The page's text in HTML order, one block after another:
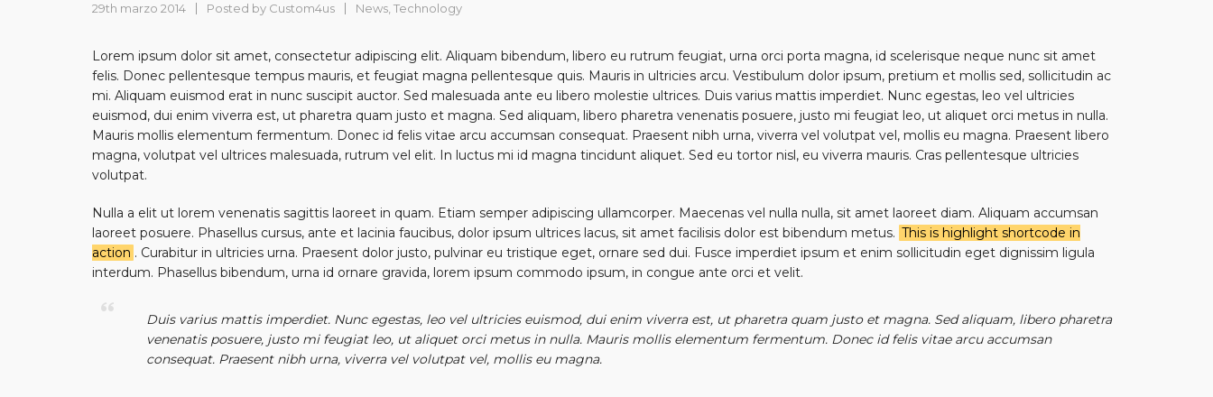
29th marzo 2014 Posted by Custom4us News, Technology
Lorem ipsum dolor sit amet, consectetur adipiscing elit. Aliquam bibendum, libero eu rutrum feugiat, urna orci porta magna, id scelerisque neque nunc sit amet
felis. Donec pellentesque tempus mauris, et feugiat magna pellentesque quis. Mauris in ultricies arcu. Vestibulum dolor ipsum, pretium et mollis sed, sollicitudin ac
mi. Aliquam euismod erat in nunc suscipit auctor. Sed malesuada ante eu libero molestie ultrices. Duis varius mattis imperdiet. Nunc egestas, leo vel ultricies
euismod, dui enim viverra est, ut pharetra quam justo et magna. Sed aliquam, libero pharetra venenatis posuere, justo mi feugiat leo, ut aliquet orci metus in nulla.
Mauris mollis elementum fermentum. Donec id felis vitae arcu accumsan consequat. Praesent nibh urna, viverra vel volutpat vel, mollis eu magna. Praesent libero
magna, volutpat vel ultrices malesuada, rutrum vel elit. In luctus mi id magna tincidunt aliquet. Sed eu tortor nisl, eu viverra mauris. Cras pellentesque ultricies
volutpat.
Nulla a elit ut lorem venenatis sagittis laoreet in quam. Etiam semper adipiscing ullamcorper. Maecenas vel nulla nulla, sit amet laoreet diam. Aliquam accumsan
laoreet posuere. Phasellus cursus, ante et lacinia faucibus, dolor ipsum ultrices lacus, sit amet facilisis dolor est bibendum metus. This is highlight shortcode in
action . Curabitur in ultricies urna. Praesent dolor justo, pulvinar eu tristique eget, ornare sed dui. Fusce imperdiet ipsum et enim sollicitudin eget dignissim ligula
interdum. Phasellus bibendum, urna id ornare gravida, lorem ipsum commodo ipsum, in congue ante orci et velit.
Duis varius mattis imperdiet. Nunc egestas, leo vel ultricies euismod, dui enim viverra est, ut pharetra quam justo et magna. Sed aliquam, libero pharetra
venenatis posuere, justo mi feugiat leo, ut aliquet orci metus in nulla. Mauris mollis elementum fermentum. Donec id felis vitae arcu accumsan
consequat. Praesent nibh urna, viverra vel volutpat vel, mollis eu magna.